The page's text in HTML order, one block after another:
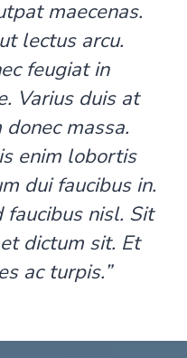
maecenas.
lectus arcu.
feugiat in
Varius duis at
massa.
enim lobortis
dui faucibus in.
faucibus nisl. Sit
dictum sit. Et
ac turpis.”